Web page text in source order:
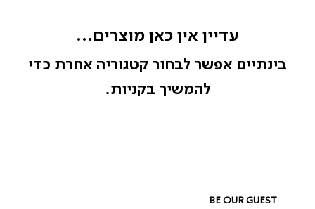
עדיין אין כאן מוצרים...
בינתיים אפשר לבחור קטגוריה אחרת כדי
להמשיך בקניות.
BE OUR GUEST